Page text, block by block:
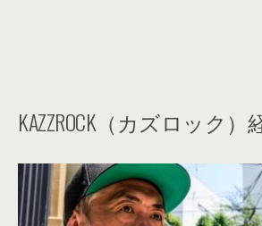
KAZZROCK（カズロック）